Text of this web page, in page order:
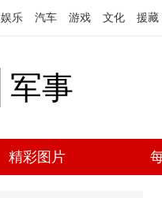
娱乐 汽车 游戏 文化 援藏
军事
精彩图片